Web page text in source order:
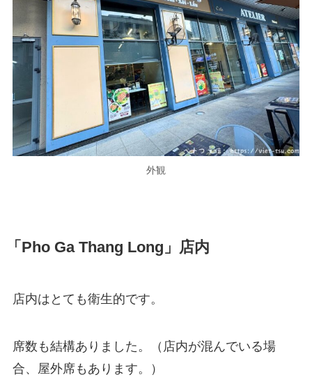
外観
「Pho Ga Thang Long」店内
店内はとても衛生的です。
席数も結構ありました。（店内が混んでいる場
合、屋外席もあります。）